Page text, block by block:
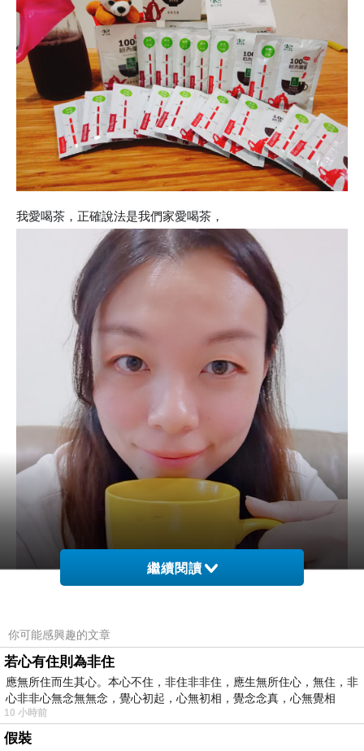
我愛喝茶，正確說法是我們家愛喝茶，
市面上的沖泡式茶包至少喝過十幾種牌子了，
而每天幾乎都會煮一壺紅茶的我，喝茶是生活必備。
繼續閱讀
你可能感興趣的文章
若心有住則為非住
應無所住而生其心。本心不住，非住非非住，應生無所住心，無住，非
心非非心無念無無念，覺心初起，心無初相，覺念念真，心無覺相
10 小時前
假裝